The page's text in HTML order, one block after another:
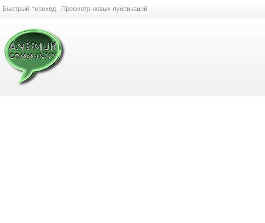
Быстрый переход Просмотр новых публикаций